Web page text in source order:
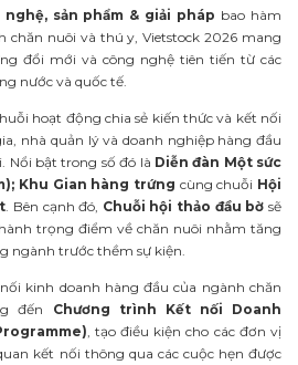
sản phẩm & giải pháp bao hàm
chăn nuôi và thú y, Vietstock 2026 mang
đổi mới và công nghệ tiên tiến từ các
nước và quốc tế.
hoạt động chia sẻ kiến thức và kết nối
nhà quản lý và doanh nghiệp hàng đầu
Nổi bật trong số đó là Diễn đàn Một sức
Khu Gian hàng trứng cùng chuỗi Hội
. Bên cạnh đó, Chuỗi hội thảo đầu bờsẽ
trọng điểm về chăn nuôi nhằm tăng
ngành trước thềm sự kiện.
kinh doanh hàng đầu của ngành chăn
đến Chương trình Kết nối Doanh
, tạo điều kiện cho các đơn vị
kết nối thông qua các cuộc hẹn được